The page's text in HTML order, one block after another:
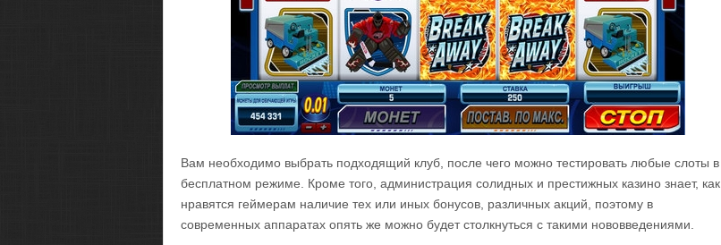
Вам необходимо выбрать подходящий клуб, после чего можно тестировать любые слоты в
бесплатном режиме. Кроме того, администрация солидных и престижных казино знает, как
нравятся геймерам наличие тех или иных бонусов, различных акций, поэтому в
современных аппаратах опять же можно будет столкнуться с такими нововведениями.